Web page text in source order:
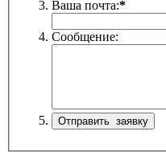
Ваша почта:*
Сообщение: